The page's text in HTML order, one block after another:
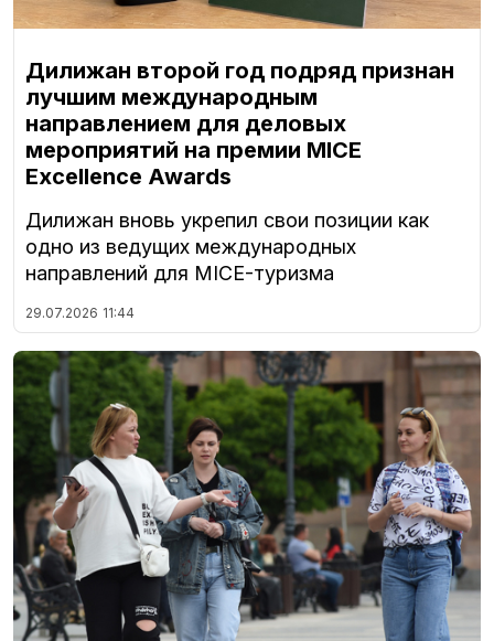
Дилижан второй год подряд признан
лучшим международным
направлением для деловых
мероприятий на премии MICE
Excellence Awards
Дилижан вновь укрепил свои позиции как
одно из ведущих международных
направлений для MICE-туризма
29.07.2026 11:44